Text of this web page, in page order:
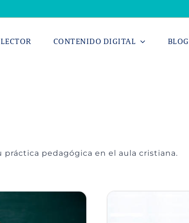
CONTENIDO DIGITAL BLOG
pedagógica en el aula cristiana.